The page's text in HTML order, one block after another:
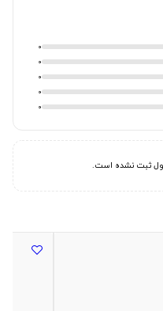
0
0
0
0
0
ثبت نشده است.